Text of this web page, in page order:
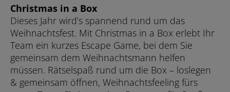
Christmas in a Box
Dieses Jahr wird’s spannend rund um das
Weihnachtsfest. Mit Christmas in a Box erlebt Ihr
Team ein kurzes Escape Game, bei dem Sie
gemeinsam dem Weihnachtsmann helfen
müssen. Rätselspaß rund um die Box – loslegen
& gemeinsam öffnen, Weihnachtsfeeling fürs